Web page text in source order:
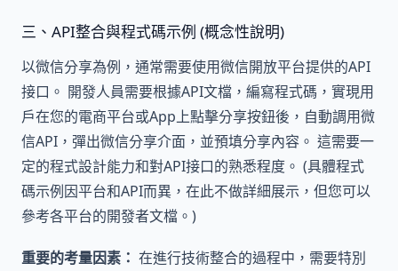
三、API整合與程式碼示例 (概念性說明)
以微信分享為例，通常需要使用微信開放平台提供的API
接口。 開發人員需要根據API文檔，編寫程式碼，實現用
戶在您的電商平台或App上點擊分享按鈕後，自動調用微
信API，彈出微信分享介面，並預填分享內容。 這需要一
定的程式設計能力和對API接口的熟悉程度。 (具體程式
碼示例因平台和API而異，在此不做詳細展示，但您可以
參考各平台的開發者文檔。)
重要的考量因素： 在進行技術整合的過程中，需要特別